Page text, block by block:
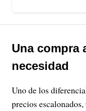
Una compra
necesidad
Uno de los
precios